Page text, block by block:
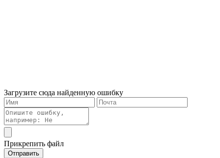
Загрузите сюда найденную ошибку
Прикрепить файл
Отправить